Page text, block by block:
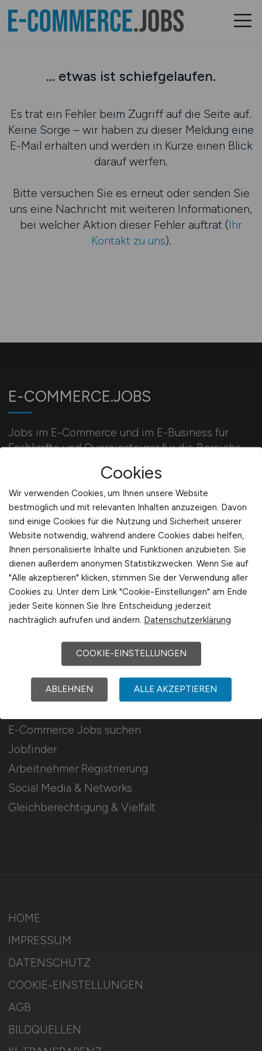
... etwas ist schiefgelaufen.
Es trat ein Fehler beim Zugriff auf die Seite auf.
Keine Sorge – wir haben zu dieser Meldung eine
E-Mail erhalten und werden in Kürze einen Blick
darauf werfen.
Bitte versuchen Sie es erneut oder senden Sie
uns eine Nachricht mit weiteren Informationen,
bei welcher Aktion dieser Fehler auftrat (Ihr
Kontakt zu uns).
E-COMMERCE.JOBS
Jobs im E-Commerce und im E-Business für
Fachkräfte und Quereinsteiger für die Bereiche
Onlinemarketing, Vertrieb, Webdesign und Web-
Für Arbeitnehmer
E-Commerce Jobs suchen
Jobfinder
Arbeitnehmer Registrierung
Social Media & Networks
Gleichberechtigung & Vielfalt
Für Arbeitgeber
Stellenanzeigen schalten
Mediadaten & Konditionen
Arbeitgeber Seite
Arbeitgeber Kontakt
Karrierenetzwerk
HOME
IMPRESSUM
DATENSCHUTZ
COOKIE-EINSTELLUNGEN
AGB
BILDQUELLEN
Cookies
Wir verwenden Cookies, um Ihnen unsere Website
bestmöglich und mit relevanten Inhalten anzuzeigen. Davon
sind einige Cookies für die Nutzung und Sicherheit unserer
Website notwendig, während andere Cookies dabei helfen,
Ihnen personalisierte Inhalte und Funktionen anzubieten. Sie
dienen außerdem anonymen Statistikzwecken. Wenn Sie auf
"Alle akzeptieren" klicken, stimmen Sie der Verwendung aller
Cookies zu. Unter dem Link "Cookie-Einstellungen" am Ende
jeder Seite können Sie Ihre Entscheidung jederzeit
nachträglich aufrufen und ändern. Datenschutzerklärung
COOKIE-EINSTELLUNGEN
ABLEHNEN ALLE AKZEPTIEREN